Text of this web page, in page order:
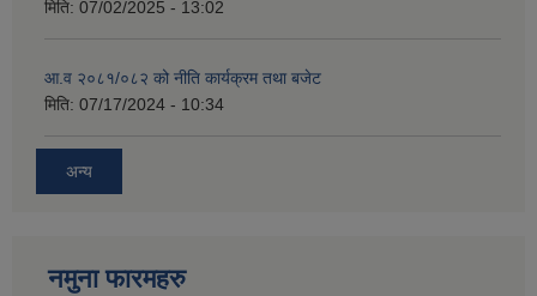
मिति: 07/02/2025 - 13:02
आ.व २०८१/०८२ को नीति कार्यक्रम तथा बजेट
मिति: 07/17/2024 - 10:34
अन्य
नमुना फारमहरु